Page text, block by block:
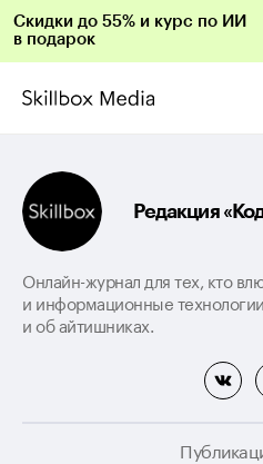
Скидки до 55% и курс по ИИ
в подарок
Редакция
Онлайн-журнал для тех, кто
и информационные
и об айтишниках.